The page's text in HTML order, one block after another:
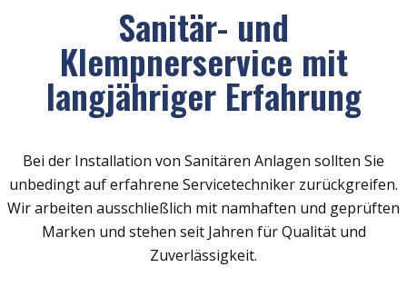
Sanitär- und
Klempnerservice mit
langjähriger Erfahrung
Bei der Installation von Sanitären Anlagen sollten Sie
unbedingt auf erfahrene Servicetechniker zurückgreifen.
Wir arbeiten ausschließlich mit namhaften und geprüften
Marken und stehen seit Jahren für Qualität und
Zuverlässigkeit.